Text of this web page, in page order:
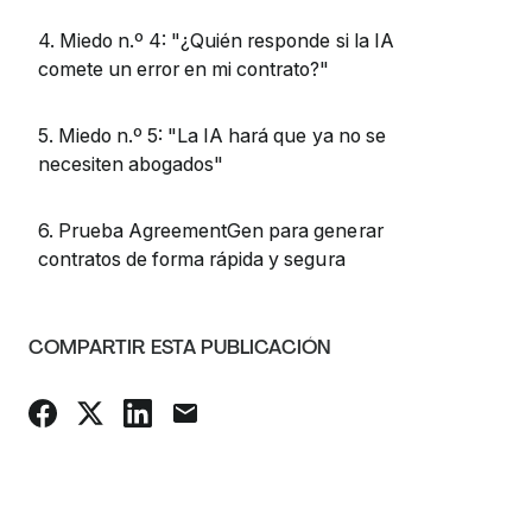
4. Miedo n.º 4: "¿Quién responde si la IA
comete un error en mi contrato?"
5. Miedo n.º 5: "La IA hará que ya no se
necesiten abogados"
6. Prueba AgreementGen para generar
contratos de forma rápida y segura
COMPARTIR ESTA PUBLICACIÓN